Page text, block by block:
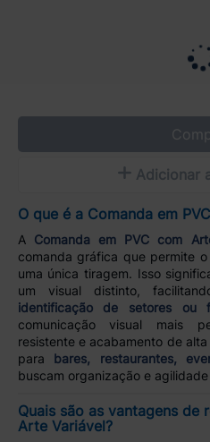
Adicionar
O que é a Comanda em
A Comanda em PVC com
comanda gráfica que permite
uma única tiragem. Isso
um visual distinto,
identificação de setores ou
comunicação visual mais
resistente e acabamento de
para bares, restaurantes,
buscam organização e
Quais são as vantagens de
Arte Variável?